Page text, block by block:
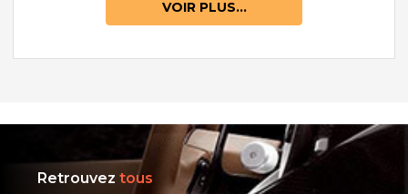
VOIR PLUS...
Retrouvez tous